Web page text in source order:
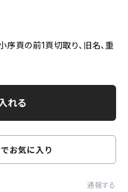
頁の前1頁切取り、旧名、重
れる
お気に入り
通報する